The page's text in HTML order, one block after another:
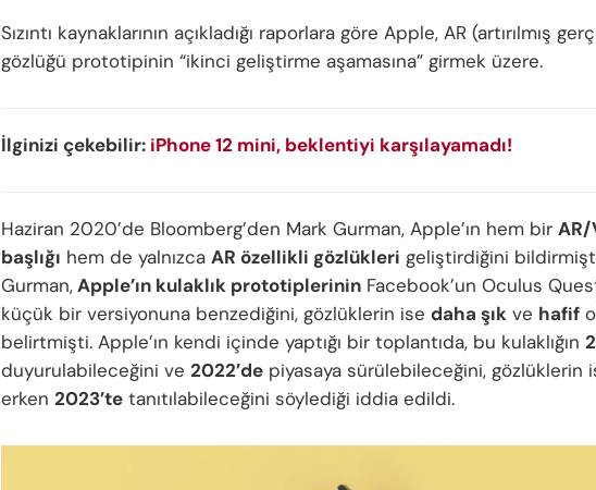
Sızıntı kaynaklarının açıkladığı raporlara göre Apple, AR (artırılmış
gözlüğü prototipinin “ikinci geliştirme aşamasına” girmek üzere.
İlginizi çekebilir: iPhone 12 mini‌, beklentiyi karşılayamadı!
Haziran 2020’de Bloomberg’den Mark Gurman, Apple’ın hem bir AR/
başlığı hem de yalnızca AR özellikli gözlükleri geliştirdiğini
Gurman,Apple’ın kulaklık prototiplerinin Facebook’un Oculus
küçük bir versiyonuna benzediğini, gözlüklerin ise daha şık ve hafif
belirtmişti. Apple’ın kendi içinde yaptığı bir toplantıda, bu kulaklığın
duyurulabileceğini ve 2022’de piyasaya sürülebileceğini, gözlüklerin
erken 2023’te tanıtılabileceğini söylediği iddia edildi.